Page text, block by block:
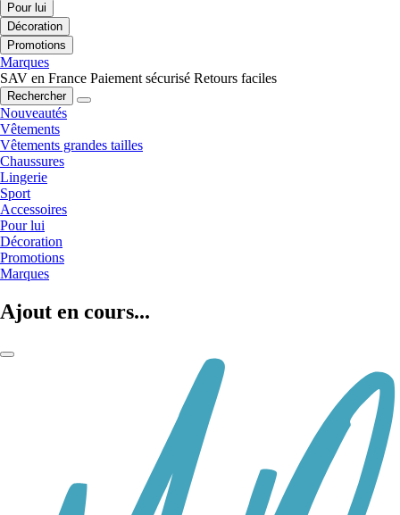
Pour lui
Décoration
Promotions
Marques
SAV en France Paiement sécurisé Retours faciles
Rechercher
Nouveautés
Vêtements
Vêtements grandes tailles
Chaussures
Lingerie
Sport
Accessoires
Pour lui
Décoration
Promotions
Marques
Ajout en cours...